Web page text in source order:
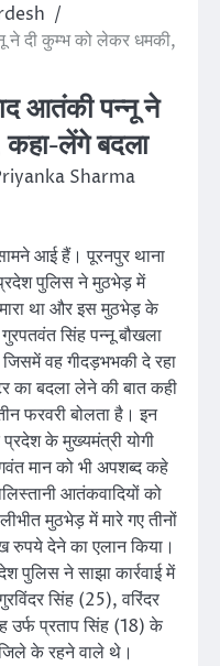
ने दी कुम्भ को लेकर धमकी,
आतंकी पन्नू ने
लेंगे बदला
Sharma
आई हैं। पूरनपुर थाना
पुलिस ने मुठभेड़ में
था और इस मुठभेड़ के
सिंह पन्नू बौखला
वह गीदड़भभकी दे रहा
का बदला लेने की बात कही
फरवरी बोलता है। इन
प्रदेश के मुख्यमंत्री योगी
मान को भी अपशब्द कहे
आतंकवादियों को
मुठभेड़ में मारे गए तीनों
रुपये देने का एलान किया।
पुलिस ने साझा कार्रवाई में
सिंह (25), वरिंदर
उर्फ प्रताप सिंह (18) के
के रहने वाले थे।